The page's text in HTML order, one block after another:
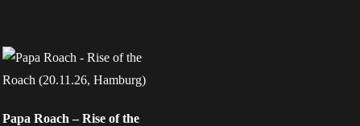
Papa Roach – Rise of the